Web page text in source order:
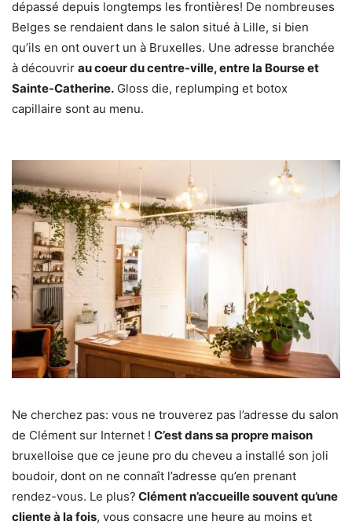
dépassé depuis longtemps les frontières! De nombreuses
Belges se rendaient dans le salon situé à Lille, si bien
qu’ils en ont ouvert un à Bruxelles. Une adresse branchée
à découvrir au coeur du centre-ville, entre la Bourse et
Sainte-Catherine. Gloss die, replumping et botox
capillaire sont au menu.
Ne cherchez pas: vous ne trouverez pas l’adresse du salon
de Clément sur Internet ! C’est dans sa propre maison
bruxelloise que ce jeune pro du cheveu a installé son joli
boudoir, dont on ne connaît l’adresse qu’en prenant
rendez-vous. Le plus? Clément n’accueille souvent qu’une
cliente à la fois, vous consacre une heure au moins et